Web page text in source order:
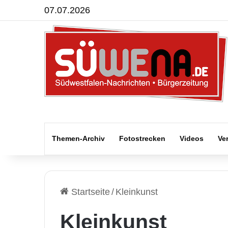
07.07.2026
Themen-Archiv Fotostrecken Videos
Startseite/ Kleinkunst
Kleinkunst